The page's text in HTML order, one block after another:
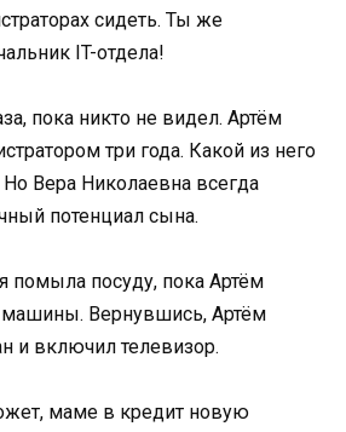
сидеть. Ты же
IT-отдела!
пока никто не видел. Артём
три года. Какой из него
Но Вера Николаевна всегда
потенциал сына.
помыла посуду, пока Артём
Вернувшись, Артём
и включил телевизор.
маме в кредит новую